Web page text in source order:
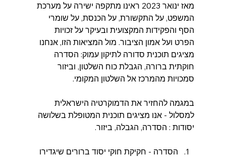
מאז ינואר 2023 ראינו מתקפה ישירה על מערכת
המשפט, על התקשורת, על הכנסת, על שומרי
הסף והפקידות המקצועית ובעיקר על זכויות
הפרט ועל אמון הציבור. מול המציאות הזו, אנחנו
מציגים תוכנית סדורה לתיקון עמוק: הסדרה
חוקתית ברורה, הגבלת כוח השלטון, וביזור
סמכויות מהמרכז אל השלטון המקומי.
במגמה להחזיר את הדמוקרטיה הישראלית
למסלול - אנו מציגים תוכנית המטופלת בשלושה
יסודות : הסדרה, הגבלה, ביזור.
הסדרה - חקיקת חוקי יסוד ברורים שיגדירו